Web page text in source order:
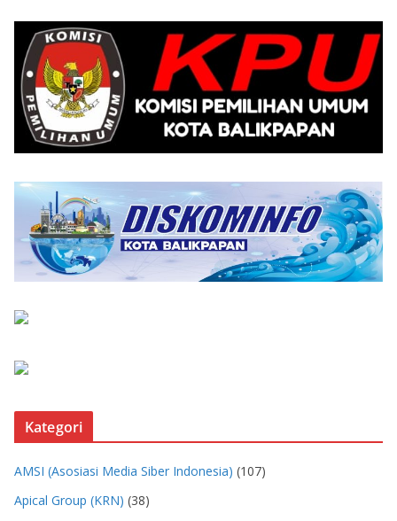
Kategori
AMSI (Asosiasi Media Siber Indonesia) (107)
Apical Group (KRN) (38)